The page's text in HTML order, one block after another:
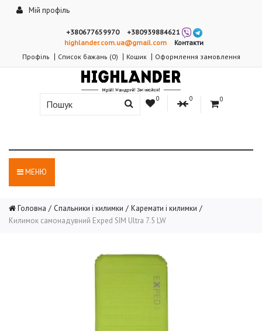
Мій профіль
+380677659970
+380939884621
highlander.com.ua@gmail.com
Контакти
Профіль
Список бажань (0) Кошик Оформлення замовлення
0 0 0
МЕНЮ
Головна Спальники і килимки
Каремати і килимки
Килимок самонадувний Exped SIM Ultra 7.5 LW